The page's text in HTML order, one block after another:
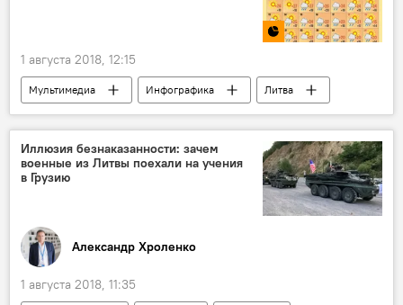
1 августа 2018, 12:15
Мультимедиа Инфографика
Литва
Вильнюс
погода в Литве
прогноз погоды
Иллюзия безнаказанности: зачем
военные из Литвы поехали на учения
в Грузию
Александр Хроленко
1 августа 2018, 11:35